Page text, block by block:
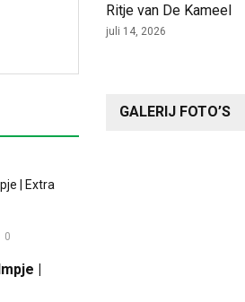
0
|
Ritje van De Kameel
juli 14, 2026
GALERIJ FOTO’S